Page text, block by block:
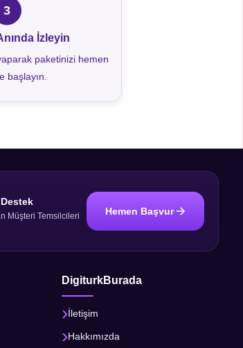
3
İzleyin
paketinizi hemen
başlayın.
Müşteri Temsilcileri Hemen Başvur
DigiturkBurada
İletişim
Hakkımızda